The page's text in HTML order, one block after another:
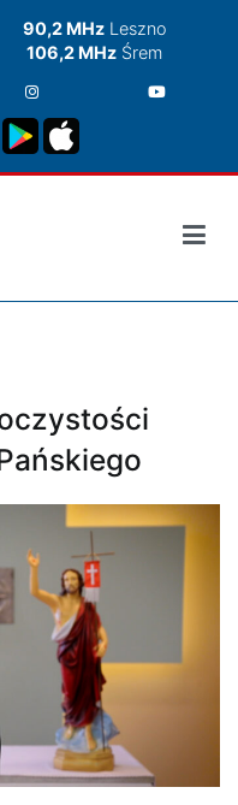
90,2 MHzLeszno
106,2 MHz Śrem